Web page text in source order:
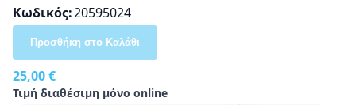
Κωδικός 20595024
25,00 €
Τιμή διαθέσιμη μόνο online
Προσθήκη στο Καλάθι